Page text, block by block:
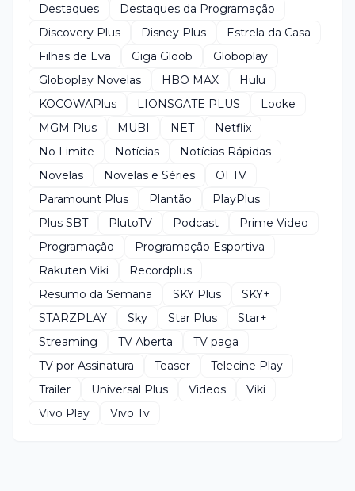
Destaques
Destaques da Programação
Discovery Plus
Disney Plus
Estrela da Casa
Filhas de Eva
Giga Gloob
Globoplay
Globoplay Novelas
HBO MAX
Hulu
KOCOWAPlus
LIONSGATE PLUS
Looke
MGM Plus
MUBI NET
Netflix
No Limite
Notícias
Notícias Rápidas
Novelas
Novelas e Séries
OI TV
Paramount Plus
Plantão
PlayPlus
Plus SBT
PlutoTV Podcast
Prime Video
Programação
Programação Esportiva
Rakuten Viki
Recordplus
Resumo da Semana
SKY Plus
SKY+
STARZPLAY
Sky Star Plus
Star+
Streaming
TV Aberta
TV paga
TV por Assinatura
Teaser
Telecine Play
Trailer
Universal Plus Videos
Viki
Vivo Play
Vivo Tv